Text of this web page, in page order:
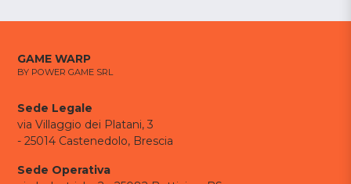
GAME WARP
BY POWER GAME SRL
Sede Legale
via Villaggio dei Platani, 3
- 25014 Castenedolo, Brescia
Sede Operativa